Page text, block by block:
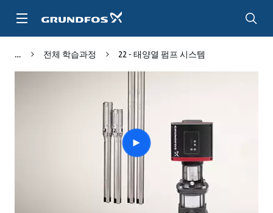
전체 학습과정 22 - 태양열 펌프 시스템
Play
video